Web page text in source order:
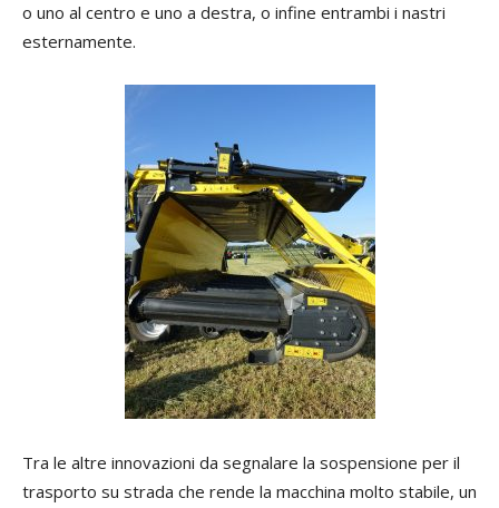
o uno al centro e uno a destra, o infine entrambi i nastri
esternamente.
Tra le altre innovazioni da segnalare la sospensione per il
trasporto su strada che rende la macchina molto stabile, un